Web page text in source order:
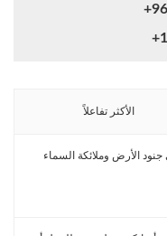
الأكثر تفاعلاً
الأرض وملائكة السماء